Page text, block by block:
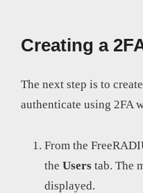
Creating a
The next step is to
authenticate using 2FA
From the
the Users tab. The
displayed.